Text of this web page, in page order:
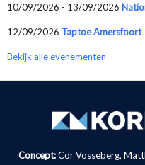
10/09/2026 - 13/09/2026
12/09/2026 Taptoe Amersfoort
Bekijk alle evenementen
Concept:Cor Vosseberg,